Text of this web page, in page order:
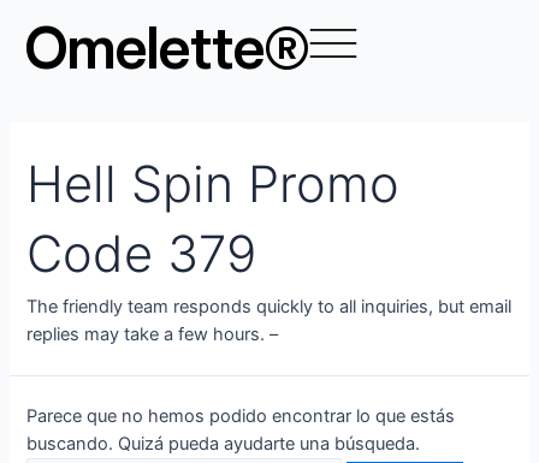
contenido
Omelette®
Hell Spin Promo
Code 379
The friendly team responds quickly to all inquiries, but email
replies may take a few hours. –
Parece que no hemos podido encontrar lo que estás
buscando. Quizá pueda ayudarte una búsqueda.
por: